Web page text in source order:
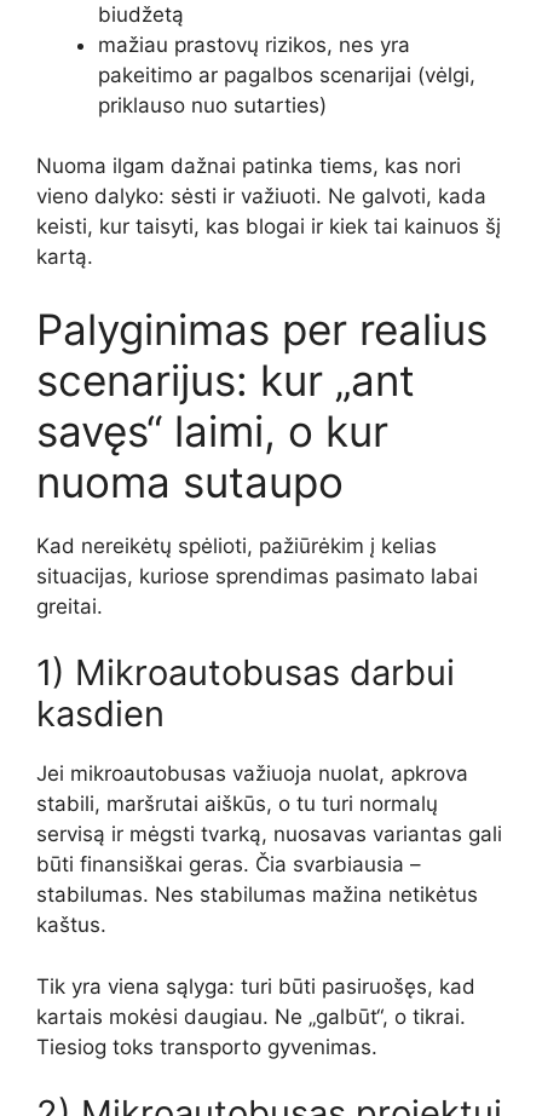
biudžetą
mažiau prastovų rizikos, nes yra
pakeitimo ar pagalbos scenarijai (vėlgi,
priklauso nuo sutarties)
Nuoma ilgam dažnai patinka tiems, kas nori
vieno dalyko: sėsti ir važiuoti. Ne galvoti, kada
keisti, kur taisyti, kas blogai ir kiek tai kainuos šį
kartą.
Palyginimas per realius
scenarijus: kur „ant
savęs“ laimi, o kur
nuoma sutaupo
Kad nereikėtų spėlioti, pažiūrėkim į kelias
situacijas, kuriose sprendimas pasimato labai
greitai.
1) Mikroautobusas darbui
kasdien
Jei mikroautobusas važiuoja nuolat, apkrova
stabili, maršrutai aiškūs, o tu turi normalų
servisą ir mėgsti tvarką, nuosavas variantas gali
būti finansiškai geras. Čia svarbiausia –
stabilumas. Nes stabilumas mažina netikėtus
kaštus.
Tik yra viena sąlyga: turi būti pasiruošęs, kad
kartais mokėsi daugiau. Ne „galbūt“, o tikrai.
Tiesiog toks transporto gyvenimas.